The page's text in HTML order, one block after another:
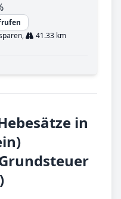
41.33 km
in